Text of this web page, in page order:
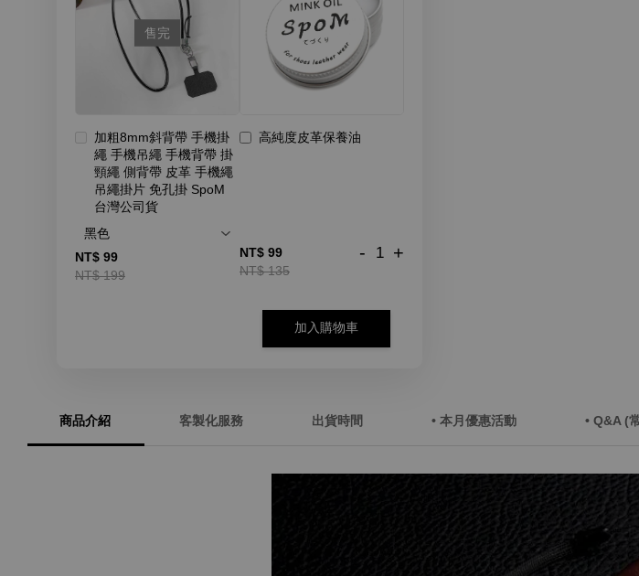
售完
加粗8mm斜背帶 手機掛
繩 手機吊繩 手機背帶 掛
頸繩 側背帶 皮革 手機繩
吊繩掛片 免孔掛 SpoM
台灣公司貨
NT$ 99
NT$ 199
高純度皮革保養油
NT$ 99
NT$ 135
- +
加入購物車
商品介紹 客製化服務 出貨時間 • 本月優惠活動 • Q&A (